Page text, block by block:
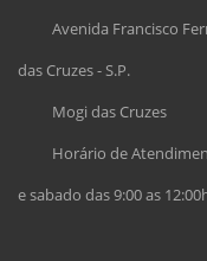
Avenida Francisco
das Cruzes - S.P.
Mogi das Cruzes
Horário de
e sabado das 9:00 as